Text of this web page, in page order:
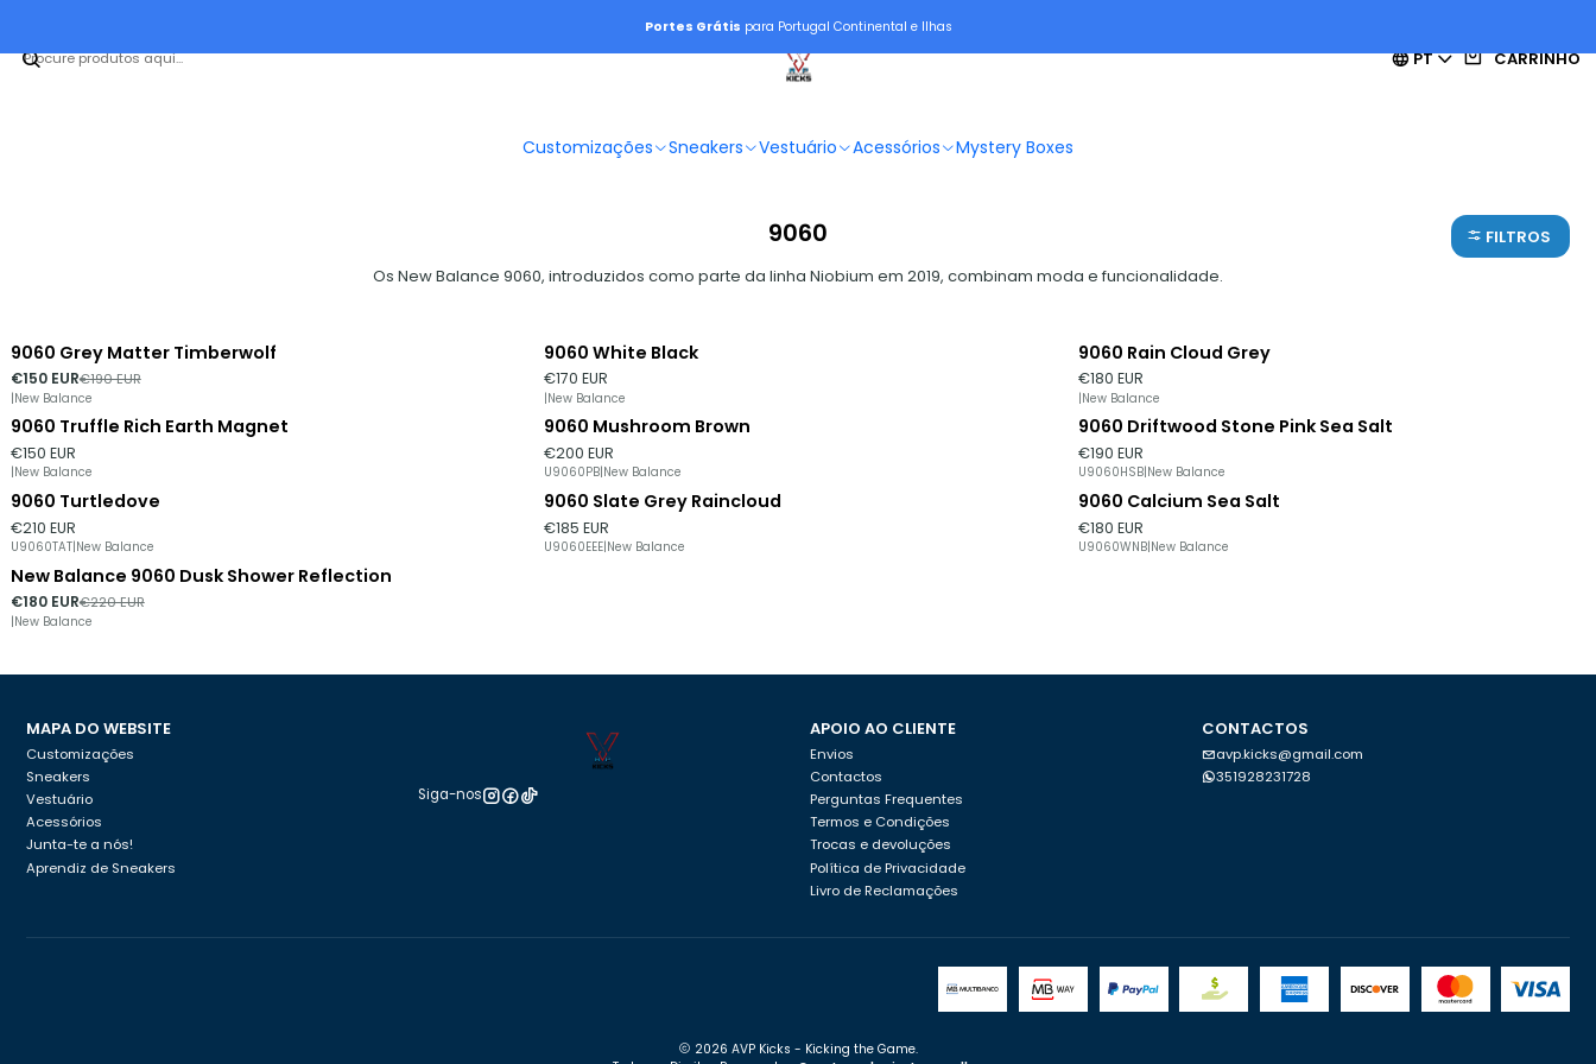
PT CARRINHO
Customizações Sneakers Vestuário Acessórios Mystery Boxes
Portes Grátis para Portugal Continental e Ilhas
9060
Os New Balance 9060, introduzidos como parte da linha Niobium em 2019, combinam moda e funcionalidade.
FILTROS
-21%DESCONTO
9060 Grey Matter Timberwolf
€150 EUR€190 EUR
|New Balance
Esgotado
9060 White Black
€170 EUR
|New Balance
9060 Rain Cloud Grey
€180 EUR
|New Balance
Esgotado
9060 Truffle Rich Earth Magnet
€150 EUR
New Balance
Esgotado
9060 Mushroom Brown
€200 EUR
U9060PB New Balance
Esgotado
9060 Driftwood Stone Pink Sea Salt
€190 EUR
U9060HSB New Balance
9060 Turtledove
€210 EUR
U9060TAT| New Balance
9060 Slate Grey Raincloud
€185 EUR
U9060EEE New Balance
Esgotado
9060 Calcium Sea Salt
€180 EUR
U9060WNB New Balance
-18% DESCONTO
New Balance 9060 Dusk Shower Reflection
€180 EUR€220 EUR
|New Balance
MAPA DO WEBSITE
Customizações
Sneakers
Vestuário
Acessórios
Junta-te a nós!
Aprendiz de Sneakers
Siga-nos
APOIO AO CLIENTE
Envios
Contactos
Perguntas Frequentes
Termos e Condições
Trocas e devoluções
Política de Privacidade
Livro de Reclamações
CONTACTOS
avp.kicks@gmail.com
351928231728
2026 AVP Kicks - Kicking the Game.